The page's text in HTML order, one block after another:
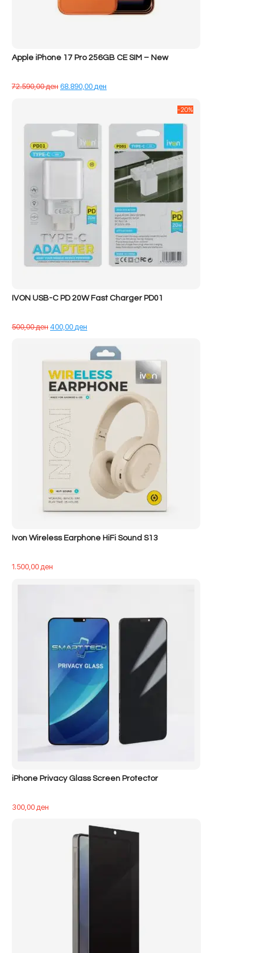
Apple iPhone 17 Pro 256GB CE SIM – New
72.590,00денÇmimi
68.890,00ден
68.890,00 ден.
IVON USB-C PD 20W Fast Charger PD01
500,00денÇmimi
400,00ден
tanishëm
është:
-20%
Ivon Wireless Earphone HiFi Sound S13
1.500,00ден
iPhone Privacy Glass Screen Protector
300,00ден